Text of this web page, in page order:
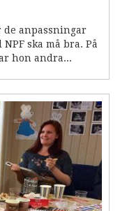
de anpassningar
ska må bra. På
hon andra...